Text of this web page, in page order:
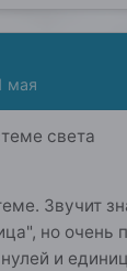
мая
света
Звучит
но очень
и